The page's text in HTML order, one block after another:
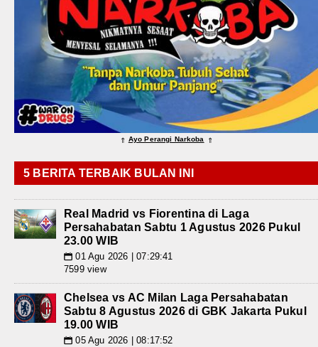
⇑ Ayo Perangi Narkoba ⇑
5 BERITA TERBAIK BULAN INI
Real Madrid vs Fiorentina di Laga
Persahabatan Sabtu 1 Agustus 2026 Pukul
23.00 WIB
📅 01 Agu 2026 | 07:29:41
7599 view
Chelsea vs AC Milan Laga Persahabatan
Sabtu 8 Agustus 2026 di GBK Jakarta Pukul
19.00 WIB
📅 05 Agu 2026 | 08:17:52